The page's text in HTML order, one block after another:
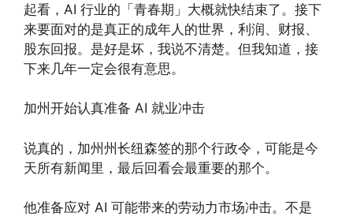
起看，AI 行业的「青春期」大概就快结束了。接下
来要面对的是真正的成年人的世界，利润、财报、
股东回报。是好是坏，我说不清楚。但我知道，接
下来几年一定会很有意思。
加州开始认真准备 AI 就业冲击
说真的，加州州长纽森签的那个行政令，可能是今
天所有新闻里，最后回看会最重要的那个。
他准备应对 AI 可能带来的劳动力市场冲击。不是